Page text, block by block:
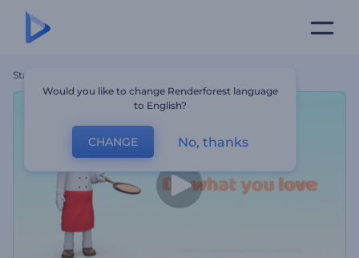
Startseite
Would you like to change Renderforest language
to English?
CHANGE No, thanks